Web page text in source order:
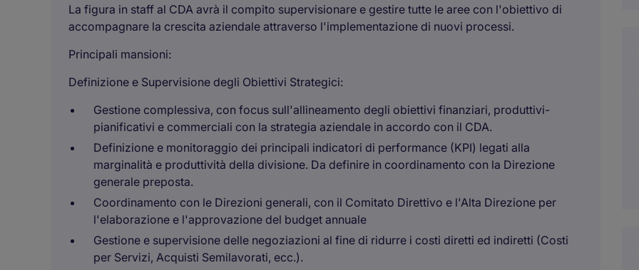
La figura in staff al CDA avrà il compito supervisionare e gestire tutte le aree con l'obiettivo di
accompagnare la crescita aziendale attraverso l'implementazione di nuovi processi.
Principali mansioni:
Definizione e Supervisione degli Obiettivi Strategici:
Gestione complessiva, con focus sull'allineamento degli obiettivi finanziari, produttivi-
pianificativi e commerciali con la strategia aziendale in accordo con il CDA.
Definizione e monitoraggio dei principali indicatori di performance (KPI) legati alla
marginalità e produttività della divisione. Da definire in coordinamento con la Direzione
generale preposta.
Coordinamento con le Direzioni generali, con il Comitato Direttivo e l'Alta Direzione per
l'elaborazione e l'approvazione del budget annuale
Gestione e supervisione delle negoziazioni al fine di ridurre i costi diretti ed indiretti (Costi
per Servizi, Acquisti Semilavorati, ecc.).